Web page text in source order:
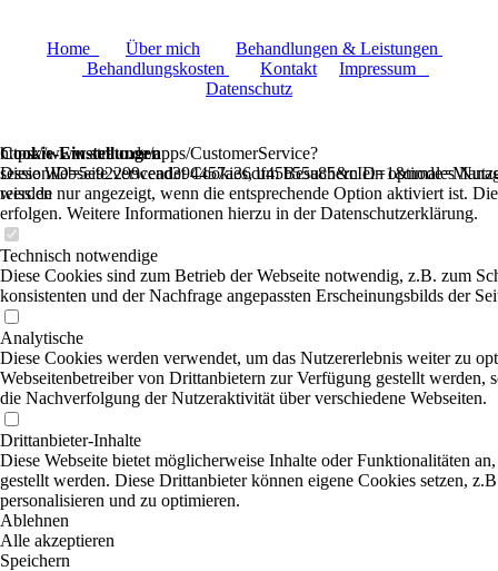
Home Über mich
Behandlungen & Leistungen
Behandlungskosten
Kontakt
Impressum
Datenschutz
Cookie-Einstellungen
Diese Webseite verwendet Cookies, um Besuchern ein optimales
werden nur angezeigt, wenn die entsprechende Option aktiviert ist.
erfolgen. Weitere Informationen hierzu in der Datenschutzerklärung.
Technisch notwendige
Diese Cookies sind zum Betrieb der Webseite notwendig, z.B. zum
konsistenten und der Nachfrage angepassten Erscheinungsbilds der
Analytische
Diese Cookies werden verwendet, um das Nutzererlebnis weiter zu
Webseitenbetreiber von Drittanbietern zur Verfügung gestellt
die Nachverfolgung der Nutzeraktivität über verschiedene Webseiten.
Drittanbieter-Inhalte
Diese Webseite bietet möglicherweise Inhalte oder Funktionalitäten
gestellt werden. Diese Drittanbieter können eigene Cookies setzen,
personalisieren und zu optimieren.
Ablehnen
Alle akzeptieren
Speichern
https://www.strato.de/apps/CustomerService?
reiss.de